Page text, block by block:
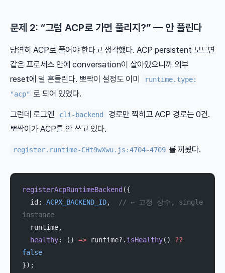
문제 2: “그럼 ACP로 가면 풀리지?” — 안 풀린다
당연히 ACP로 풀어야 한다고 생각했다. ACP persistent 모드면
같은 프로세스 안에 conversation이 살아있으니까 외부
reset에 덜 흔들린다. 뽀짝이 설정도 이미
runtime.type:
"acp" 로 되어 있었다.
그런데 로그엔 cli-backend
경로만 찍히고 ACP 경로는 0건.
뽀짝이가 ACP를 안 쓰고 있다.
register.runtime-CHt9wXwu.js:4704-4709 를 까봤다.
registerAcpRuntimeBackend ({
  id:
ACPX_BACKEND_ID,
// ← 고정 상수, single
instance
  runtime,
  healthy
: () => runtime?. isHealthy() ??
false
});